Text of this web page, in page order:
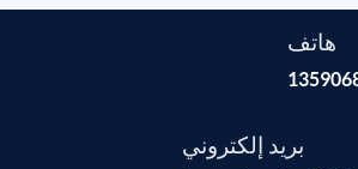
هاتف
بريد إلكتروني